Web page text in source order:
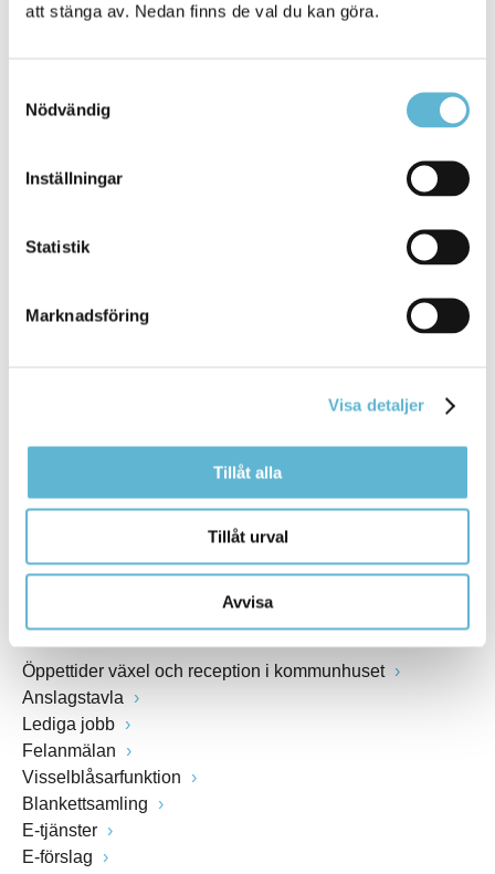
att stänga av. Nedan finns de val du kan göra.
Nödvändig
Inställningar
Statistik
Marknadsföring
Visa detaljer
Tillåt alla
Tillåt urval
Avvisa
KONTAKT
Besöksadress
Postadress
Box 18, 295 21 Bromölla
Fax: 0456-82 22 00
Öppettider växel och reception i kommunhuset
Anslagstavla
Lediga jobb
Felanmälan
Visselblåsarfunktion
Blankettsamling
E-tjänster
E-förslag